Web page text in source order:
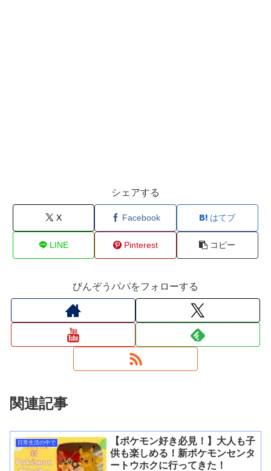
シェアする
X Facebook はてブ
LINE Pinterest コピー
びんぞうパパをフォローする
関連記事
日常生活の中で
【ポケモン好き必見！】大人も子
供も楽しめる！新ポケモンセンタ
ートウホクに行ってきた！